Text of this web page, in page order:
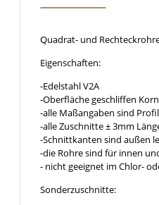
Quadrat- und
Eigenschaften:
-Edelstahl V2A
-Oberfläche geschliffen
-alle Maßangaben sind
-alle Zuschnitte ± 3mm
-Schnittkanten sind außen
-die Rohre sind für innen
- nicht geeignet im Chlor-
Sonderzuschnitte: